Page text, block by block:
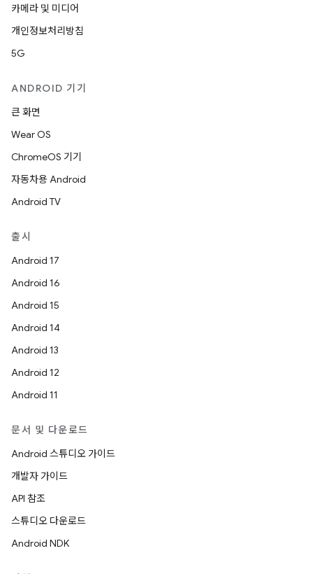
카메라 및 미디어
개인정보처리방침
5G
ANDROID 기기
큰 화면
Wear OS
ChromeOS 기기
자동차용 Android
Android TV
출시
Android 17
Android 16
Android 15
Android 14
Android 13
Android 12
Android 11
문서 및 다운로드
Android 스튜디오 가이드
개발자 가이드
API 참조
스튜디오 다운로드
Android NDK